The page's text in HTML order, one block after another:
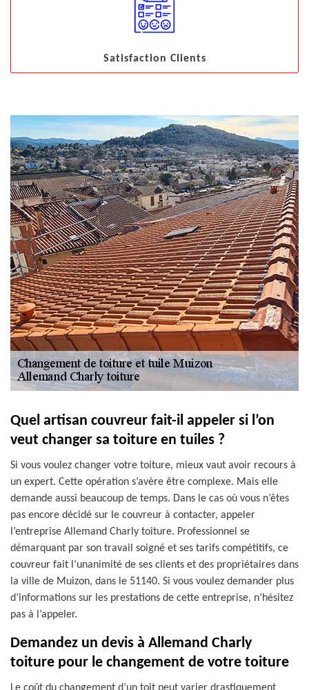
Satisfaction Clients
Quel artisan couvreur fait-il appeler si l’on
veut changer sa toiture en tuiles ?
Si vous voulez changer votre toiture, mieux vaut avoir recours à
un expert. Cette opération s’avère être complexe. Mais elle
demande aussi beaucoup de temps. Dans le cas où vous n’êtes
pas encore décidé sur le couvreur à contacter, appeler
l’entreprise Allemand Charly toiture. Professionnel se
démarquant par son travail soigné et ses tarifs compétitifs, ce
couvreur fait l’unanimité de ses clients et des propriétaires dans
la ville de Muizon, dans le 51140. Si vous voulez demander plus
d’informations sur les prestations de cette entreprise, n’hésitez
pas à l’appeler.
Demandez un devis à Allemand Charly
toiture pour le changement de votre toiture